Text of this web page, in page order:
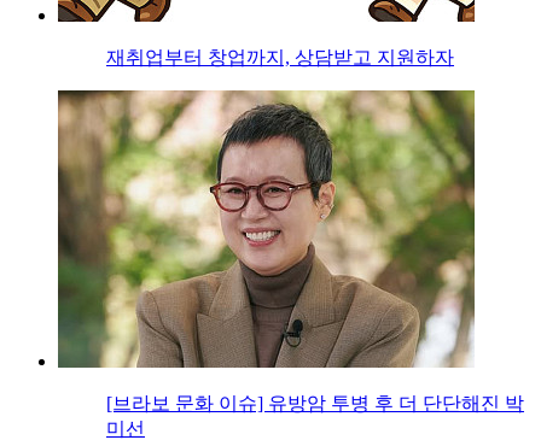
재취업부터 창업까지, 상담받고 지원하자
[브라보 문화 이슈] 유방암 투병 후 더 단단해진 박
미선